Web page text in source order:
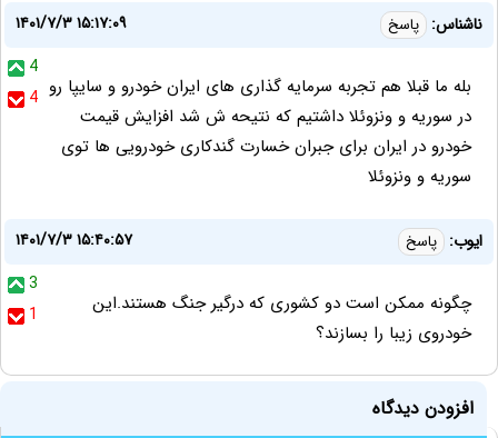
ناشناس: پاسخ
۱۴۰۱/۷/۳ ۱۵:۱۷:۰۹
4
4 بله ما قبلا هم تجربه سرمایه گذاری های ایران خودرو و سایپا رو
در سوریه و ونزوئلا داشتیم که نتیحه ش شد افزایش قیمت
خودرو در ایران برای جبران خسارت گندکاری خودرویی ها توی
سوریه و ونزوئلا
ایوب: پاسخ
۱۴۰۱/۷/۳ ۱۵:۴۰:۵۷
3
1
چگونه ممکن است دو کشوری که درگیر جنگ هستند.این
خودروی زیبا را بسازند؟
افزودن دیدگاه